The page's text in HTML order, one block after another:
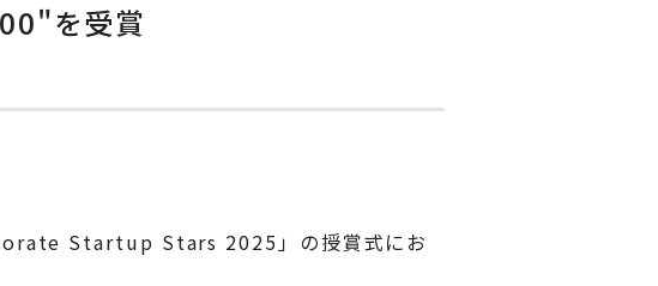
を受賞
Startup Stars 2025」の授賞式にお